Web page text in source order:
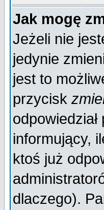
Jak mogę
Jeżeli nie
jedynie
jest to
przycisk
informujący,
ktoś już
dlaczego).